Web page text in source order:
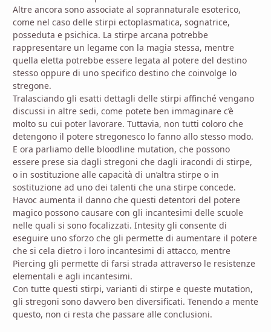
Altre ancora sono associate al soprannaturale esoterico,
come nel caso delle stirpi ectoplasmatica, sognatrice,
posseduta e psichica. La stirpe arcana potrebbe
rappresentare un legame con la magia stessa, mentre
quella eletta potrebbe essere legata al potere del destino
stesso oppure di uno specifico destino che coinvolge lo
stregone.
Tralasciando gli esatti dettagli delle stirpi affinché vengano
discussi in altre sedi, come potete ben immaginare c’è
molto su cui poter lavorare. Tuttavia, non tutti coloro che
detengono il potere stregonesco lo fanno allo stesso modo.
E ora parliamo delle bloodline mutation, che possono
essere prese sia dagli stregoni che dagli iracondi di stirpe,
o in sostituzione alle capacità di un’altra stirpe o in
sostituzione ad uno dei talenti che una stirpe concede.
Havoc aumenta il danno che questi detentori del potere
magico possono causare con gli incantesimi delle scuole
nelle quali si sono focalizzati. Intesity gli consente di
eseguire uno sforzo che gli permette di aumentare il potere
che si cela dietro i loro incantesimi di attacco, mentre
Piercing gli permette di farsi strada attraverso le resistenze
elementali e agli incantesimi.
Con tutte questi stirpi, varianti di stirpe e queste mutation,
gli stregoni sono davvero ben diversificati. Tenendo a mente
questo, non ci resta che passare alle conclusioni.